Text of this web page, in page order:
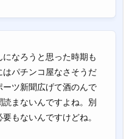
なろうと思った時期も
パチンコ屋なさそうだ
ーツ新聞広げて酒のんで
まないんですよね。別
もないんですけどね。